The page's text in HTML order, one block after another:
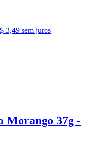
3,49 sem juros
Morango 37g -